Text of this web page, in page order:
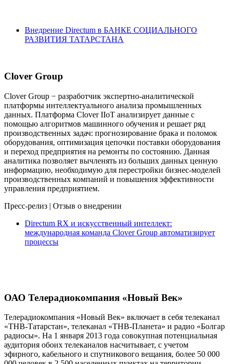
Внедрение Directum в БАНКЕ СОЦИАЛЬНОГО
РАЗВИТИЯ ТАТАРСТАНА
Clover Group
Clover Group − разработчик экспертно-аналитической
платформы интеллектуального анализа промышленных
данных. Платформа Clover IIoT анализирует данные с
помощью алгоритмов машинного обучения и решает ряд
производственных задач: прогнозирование брака и поломок
оборудования, оптимизация цепочки поставки оборудования
и переход предприятия на ремонты по состоянию. Данная
аналитика позволяет вычленять из больших данных ценную
информацию, необходимую для перестройки бизнес-моделей
производственных компаний и повышения эффективности
управления предприятием.
Пресс-релиз | Отзыв о внедрении
Directum RX и искусственный интеллект:
международная команда Clover Group автоматизирует
процессы
ОАО Телерадиокомпания «Новый Век»
Телерадиокомпания «Новый Век» включает в себя телеканал
«ТНВ-Татарстан», телеканал «ТНВ-Планета» и радио «Болгар
радиосы». На 1 января 2013 года совокупная потенциальная
аудитория обоих телеканалов насчитывает, с учетом
эфирного, кабельного и спутникового вещания, более 50 000